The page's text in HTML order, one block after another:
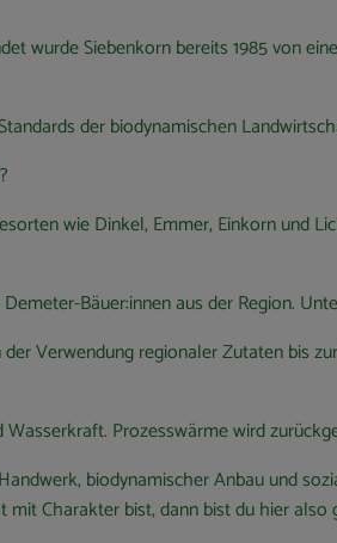
wurde Siebenkorn bereits 1985 von
der biodynamischen
wie Dinkel, Emmer, Einkorn und
Bäuer:innen aus der Region.
Verwendung regionaler Zutaten bis
Prozesswärme wird
biodynamischer Anbau und
Charakter bist, dann bist du hier also